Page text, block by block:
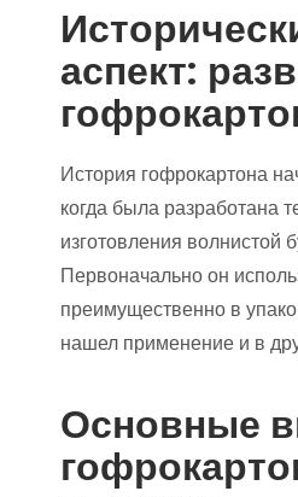
аспект:
История гофрокартона
когда была разработана
изготовления волнистой
Первоначально он
преимущественно в
нашел применение и в
Основные